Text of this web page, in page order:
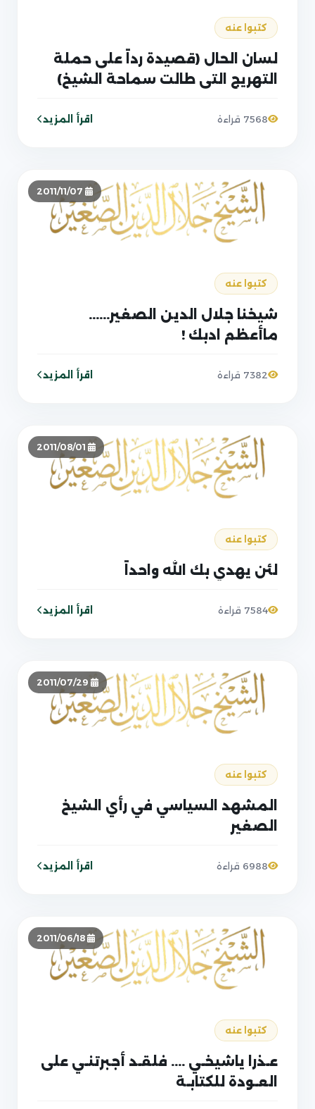
كتبوا عنه
لسان الحال (قصيدة رداً على حملة
التهريج التي طالت سماحة الشيخ)
7568 قراءة اقرأ المزيد
كتبوا عنه
شيخنا جلال الدين الصغير......
ماأعظم ادبك !
7382 قراءة اقرأ المزيد
كتبوا عنه
لئن يهدي بك الله واحداً
7584 قراءة اقرأ المزيد
كتبوا عنه
المشهد السياسي في رأي الشيخ
الصغير
6988 قراءة اقرأ المزيد
كتبوا عنه
عـذرا ياشيخـي .... فلقـد أجبرتنـي على
العـودة للكتابـة